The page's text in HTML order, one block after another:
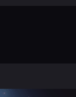
Сколково